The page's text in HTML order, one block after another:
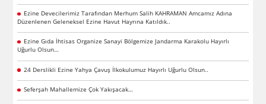
Ezine Devecilerimiz Tarafından Merhum Salih KAHRAMAN Amcamız Adına
Düzenlenen Geleneksel Ezine Havut Hayrına Katıldık..
Ezine Gıda İhtisas Organize Sanayi Bölgemize Jandarma Karakolu Hayırlı
Uğurlu Olsun…
24 Derslikli Ezine Yahya Çavuş İlkokulumuz Hayırlı Uğurlu Olsun..
Seferşah Mahallemize Çok Yakışacak…